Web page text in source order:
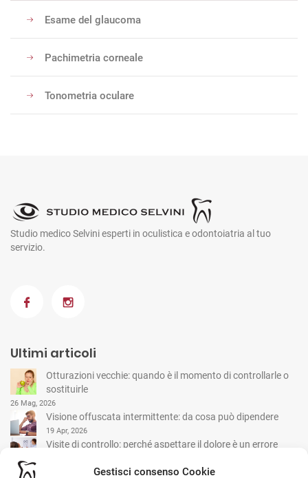
Gestisci consenso Cookie
Esame del glaucoma
Pachimetria corneale
Tonometria oculare
Studio medico Selvini esperti in oculistica e odontoiatria al tuo
servizio.
Ultimi articoli
Otturazioni vecchie: quando è il momento di controllarle o
sostituirle
26 Mag, 2026
Visione offuscata intermittente: da cosa può dipendere
19 Apr, 2026
Visite di controllo: perché aspettare il dolore è un errore
15 Mar, 2026